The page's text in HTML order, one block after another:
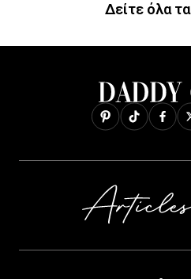
Δείτε όλα